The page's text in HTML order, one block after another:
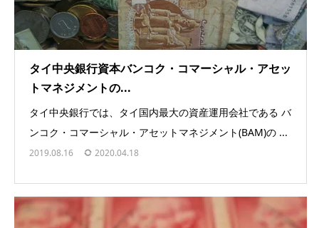
タイ中央銀行資本バンコク・コマーシャル・アセッ
トマネジメントの...
タイ中央銀行では、タイ国内最大の資産運用会社である バ
ンコク・コマーシャル・アセットマネジメント(BAM)の ...
2019.08.16 2020.04.18